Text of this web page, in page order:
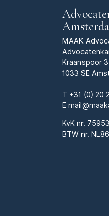
MAAK
Kraanspoor
1033 SE
T +31 (0) 20
E
KvK nr.
BTW nr.